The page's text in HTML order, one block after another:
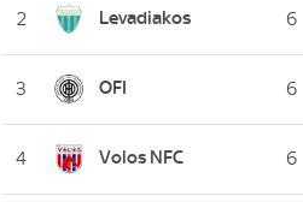
2 Levadiakos 6
3 OFI 6
4 Volos NFC 6